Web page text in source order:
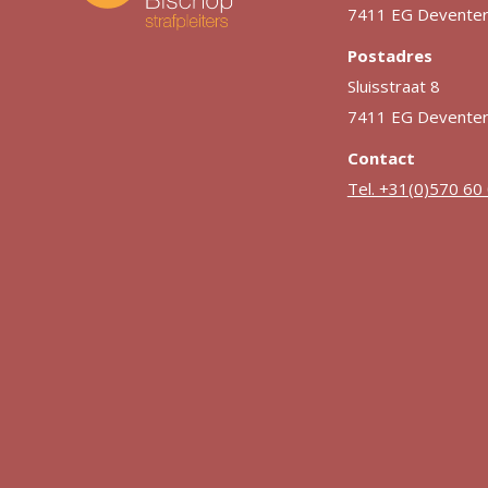
7411 EG Deventer
Postadres
Sluisstraat 8
7411 EG Deventer
Contact
Tel. +31(0)570 60